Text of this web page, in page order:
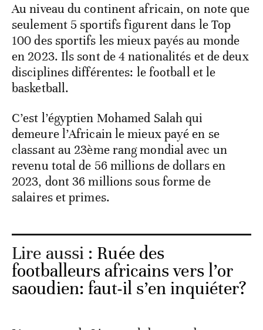
Au niveau du continent africain, on note que
seulement 5 sportifs figurent dans le Top
100 des sportifs les mieux payés au monde
en 2023. Ils sont de 4 nationalités et de deux
disciplines différentes: le football et le
basketball.
C’est l’égyptien Mohamed Salah qui
demeure l’Africain le mieux payé en se
classant au 23ème rang mondial avec un
revenu total de 56 millions de dollars en
2023, dont 36 millions sous forme de
salaires et primes.
Lire aussi : Ruée des
footballeurs africains vers l’or
saoudien: faut-il s’en inquiéter?